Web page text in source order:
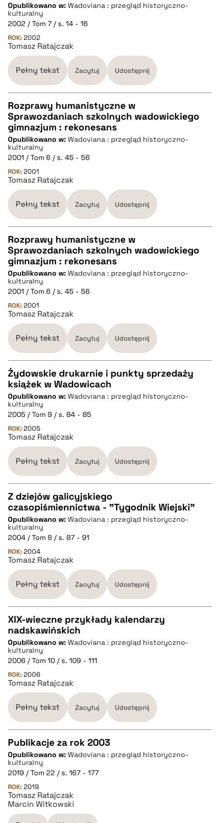
pobierz cytat
BIBTEX
pobierz cytat
Opublikowano w: Wadoviana : przegląd historyczno-
kulturalny
2002 / Tom 7 / s. 14 - 16
ROK: 2002
Tomasz Ratajczak
Pełny tekst Zacytuj Udostępnij
CZYSTY TEKST
pobierz cytat
BIBTEX
pobierz cytat
Rozprawy humanistyczne w
Sprawozdaniach szkolnych wadowickiego
gimnazjum : rekonesans
Opublikowano w: Wadoviana : przegląd historyczno-
kulturalny
2001 / Tom 6 / s. 45 - 56
ROK: 2001
Tomasz Ratajczak
Pełny tekst Zacytuj Udostępnij
CZYSTY TEKST
pobierz cytat
BIBTEX
pobierz cytat
Rozprawy humanistyczne w
Sprawozdaniach szkolnych wadowickiego
gimnazjum : rekonesans
Opublikowano w: Wadoviana : przegląd historyczno-
kulturalny
2001 / Tom 6 / s. 45 - 56
ROK: 2001
Tomasz Ratajczak
Pełny tekst Zacytuj Udostępnij
CZYSTY TEKST
pobierz cytat
BIBTEX
pobierz cytat
Żydowskie drukarnie i punkty sprzedaży
książek w Wadowicach
Opublikowano w: Wadoviana : przegląd historyczno-
kulturalny
2005 / Tom 9 / s. 84 - 85
ROK: 2005
Tomasz Ratajczak
Pełny tekst Zacytuj Udostępnij
CZYSTY TEKST
pobierz cytat
BIBTEX
pobierz cytat
Z dziejów galicyjskiego
czasopiśmiennictwa - "Tygodnik Wiejski"
Opublikowano w: Wadoviana : przegląd historyczno-
kulturalny
2004 / Tom 8 / s. 87 - 91
ROK: 2004
Tomasz Ratajczak
Pełny tekst Zacytuj Udostępnij
CZYSTY TEKST
pobierz cytat
BIBTEX
pobierz cytat
XIX-wieczne przykłady kalendarzy
nadskawińskich
Opublikowano w: Wadoviana : przegląd historyczno-
kulturalny
2006 / Tom 10 / s. 109 - 111
ROK: 2006
Tomasz Ratajczak
Pełny tekst Zacytuj Udostępnij
CZYSTY TEKST
pobierz cytat
BIBTEX
Publikacje za rok 2003
Opublikowano w: Wadoviana : przegląd historyczno-
kulturalny
2019 / Tom 22 / s. 167 - 177
ROK: 2019
Tomasz Ratajczak
Marcin Witkowski